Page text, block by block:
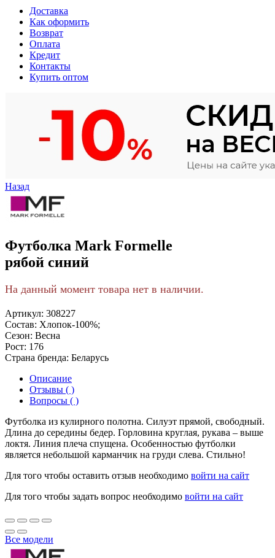
Доставка
Как оформить
Возврат
Оплата
Кредит
Контакты
Купить оптом
Назад
Футболка Mark Formelle
рябой синий
На данный момент товара нет в наличии.
Артикул: 308227
Состав: Хлопок-100%;
Сезон: Весна
Рост: 176
Страна бренда: Беларусь
Описание
Отзывы ( )
Вопросы ( )
Футболка из кулирного полотна. Силуэт прямой, свободный.
Длина до середины бедер. Горловина круглая, рукава – выше
локтя. Линия плеча спущена. Особенностью футболки
является небольшой карманчик на груди слева. Стильно!
Для того чтобы оставить отзыв необходимо войти на сайт
Для того чтобы задать вопрос необходимо войти на сайт
Все модели